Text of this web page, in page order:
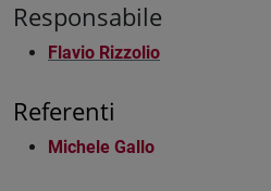
Responsabile
Flavio Rizzolio
Referenti
Michele Gallo